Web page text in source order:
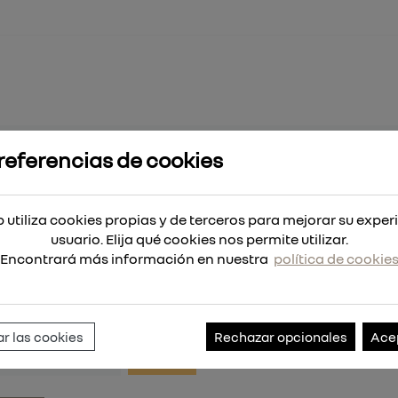
NO
un artículo, por favor, indique su nombre en el
tienda:
de cookies
utiliza cookies propias y de terceros para mejorar su
usuario. Elija qué cookies nos permite utilizar.
Encontrará más información en nuestra política de cookies
las cookies Rechazar opcionales